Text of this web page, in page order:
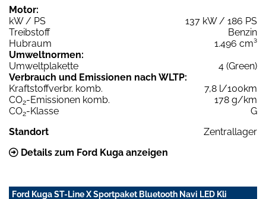
Motor:
kW / PS
137 kW / 186 PS
Treibstoff
Benzin
Hubraum
1.496 cm³
Umweltnormen:
Umweltplakette
4 (Green)
Verbrauch und Emissionen nach WLTP:
Kraftstoffverbr. komb.
7,8 l/100km
CO2-Emissionen komb.
178 g/km
CO2-Klasse
G
Standort
Zentrallager
Details zum Ford Kuga anzeigen
Ford Kuga ST-Line X Sportpaket Bluetooth Navi LED Kli